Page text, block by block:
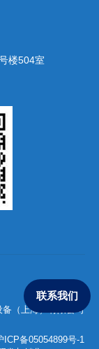
楼504室
（上海）有限公司
ICP备05054899号-1
联系我们